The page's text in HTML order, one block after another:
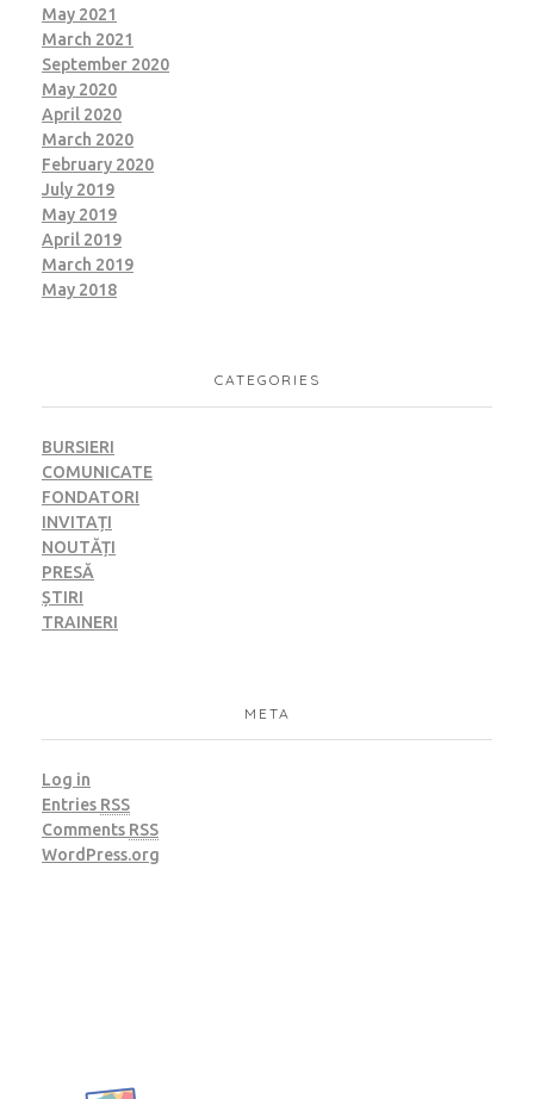
May 2021
March 2021
September 2020
May 2020
April 2020
March 2020
February 2020
July 2019
May 2019
April 2019
March 2019
May 2018
CATEGORIES
BURSIERI
COMUNICATE
FONDATORI
INVITAȚI
NOUTĂȚI
PRESĂ
ȘTIRI
TRAINERI
META
Log in
Entries RSS
Comments RSS
WordPress.org